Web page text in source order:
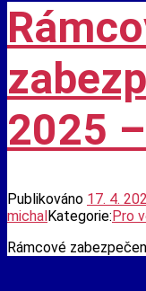
2025
Publikováno 17. 4.
michal Kategorie: Pro
Rámcové